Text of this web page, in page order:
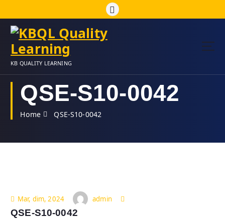
KB QUALITY LEARNING
QSE-S10-0042
Home QSE-S10-0042
Mar, dim, 2024 admin
QSE-S10-0042